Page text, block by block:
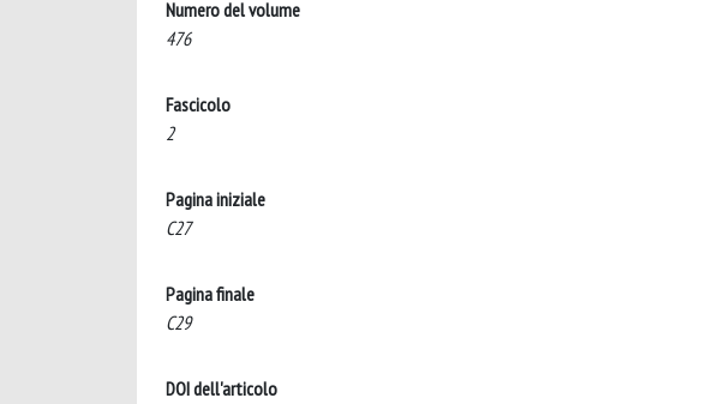
Numero del volume
476
Fascicolo
2
Pagina iniziale
C27
Pagina finale
C29
DOI dell'articolo